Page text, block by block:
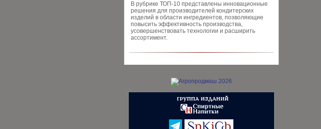
В рубрике ТОП-10 представлены инновационные
решения для производителей кондитерских
изделий в области ингредиентов, позволяющие
повысить эффективность производства,
усовершенствовать технологии и расширить
ассортимент.